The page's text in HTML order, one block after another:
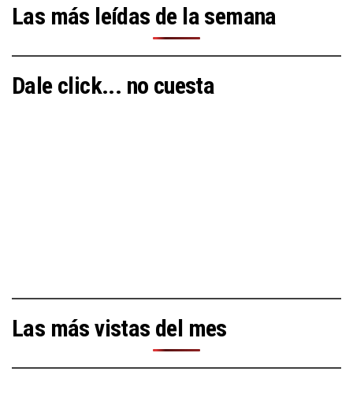
Las más leídas de la semana
Dale click... no cuesta
Las más vistas del mes